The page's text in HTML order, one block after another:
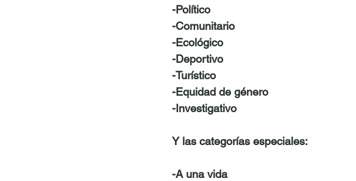
-Político
-Comunitario
-Ecológico
-Deportivo
-Turístico
-Equidad de género
-Investigativo
Y las categorías especiales:
-A una vida